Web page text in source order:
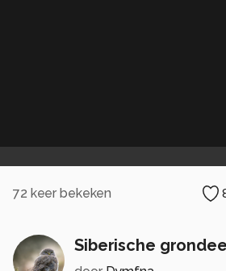
72 keer bekeken
Siberische